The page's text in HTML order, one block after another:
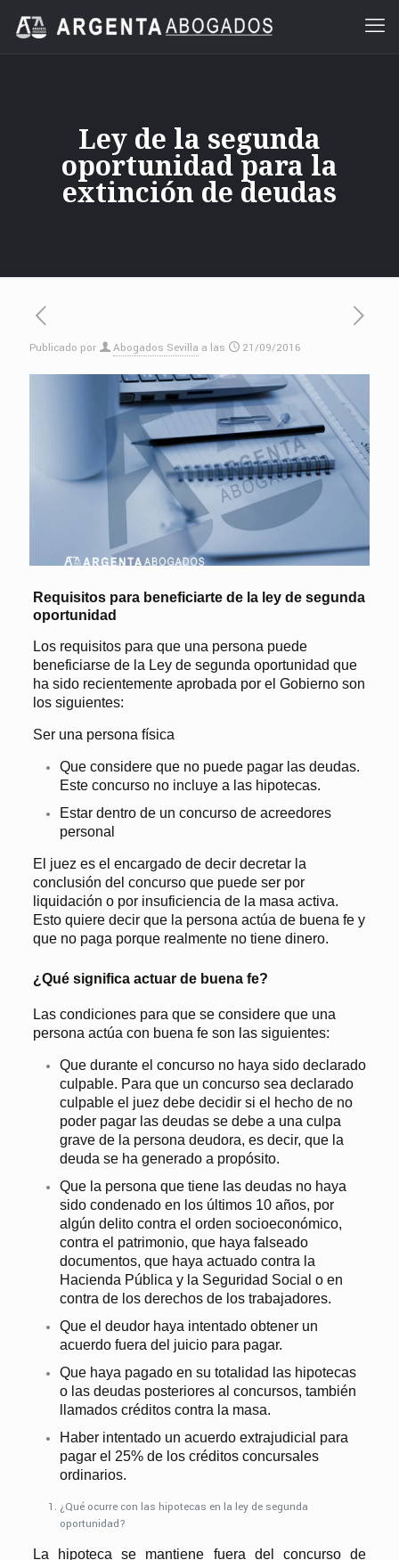
Ley de la segunda
oportunidad para la
extinción de deudas
Publicado por Abogados Sevilla a las 21/09/2016
Requisitos para beneficiarte de la ley de segunda
oportunidad
Los requisitos para que una persona puede
beneficiarse de la Ley de segunda oportunidad que
ha sido recientemente aprobada por el Gobierno son
los siguientes:
Ser una persona física
Que considere que no puede pagar las deudas.
Este concurso no incluye a las hipotecas.
Estar dentro de un concurso de acreedores
personal
El juez es el encargado de decir decretar la
conclusión del concurso que puede ser por
liquidación o por insuficiencia de la masa activa.
Esto quiere decir que la persona actúa de buena fe y
que no paga porque realmente no tiene dinero.
¿Qué significa actuar de buena fe?
Las condiciones para que se considere que una
persona actúa con buena fe son las siguientes:
Que durante el concurso no haya sido declarado
culpable. Para que un concurso sea declarado
culpable el juez debe decidir si el hecho de no
poder pagar las deudas se debe a una culpa
grave de la persona deudora, es decir, que la
deuda se ha generado a propósito.
Que la persona que tiene las deudas no haya
sido condenado en los últimos 10 años, por
algún delito contra el orden socioeconómico,
contra el patrimonio, que haya falseado
documentos, que haya actuado contra la
Hacienda Pública y la Seguridad Social o en
contra de los derechos de los trabajadores.
Que el deudor haya intentado obtener un
acuerdo fuera del juicio para pagar.
Que haya pagado en su totalidad las hipotecas
o las deudas posteriores al concursos, también
llamados créditos contra la masa.
Haber intentado un acuerdo extrajudicial para
pagar el 25% de los créditos concursales
ordinarios.
¿Qué ocurre con las hipotecas en la ley de segunda
oportunidad?
La hipoteca se mantiene fuera del concurso de